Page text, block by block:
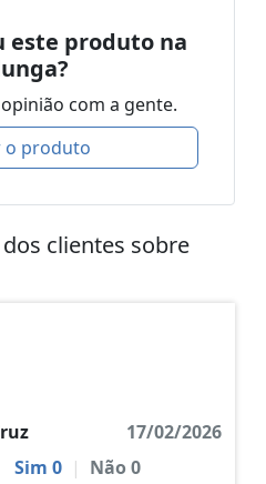
este produto na
com a gente.
o produto
clientes sobre
17/02/2026
Sim 0 | Não0